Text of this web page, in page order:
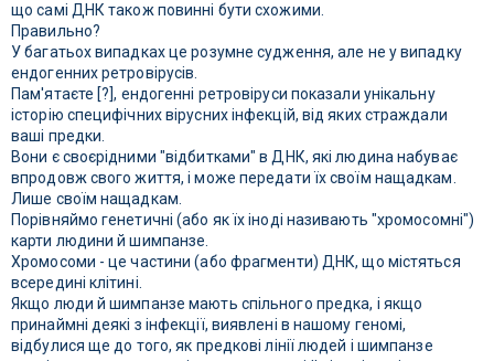
що самі ДНК також повинні бути схожими.
Правильно?
У багатьох випадках це розумне судження, але не у випадку
ендогенних ретровірусів.
Пам'ятаєте [?], ендогенні ретровіруси показали унікальну
історію специфічних вірусних інфекцій, від яких страждали
ваші предки.
Вони є своєрідними "відбитками" в ДНК, які людина набуває
впродовж свого життя, і може передати їх своїм нащадкам.
Лише своїм нащадкам.
Порівняймо генетичні (або як їх іноді називають "хромосомні")
карти людини й шимпанзе.
Хромосоми - це частини (або фрагменти) ДНК, що містяться
всередині клітині.
Якщо люди й шимпанзе мають спільного предка, і якщо
принаймні деякі з інфекції, виявлені в нашому геномі,
відбулися ще до того, як предкові лінії людей і шимпанзе